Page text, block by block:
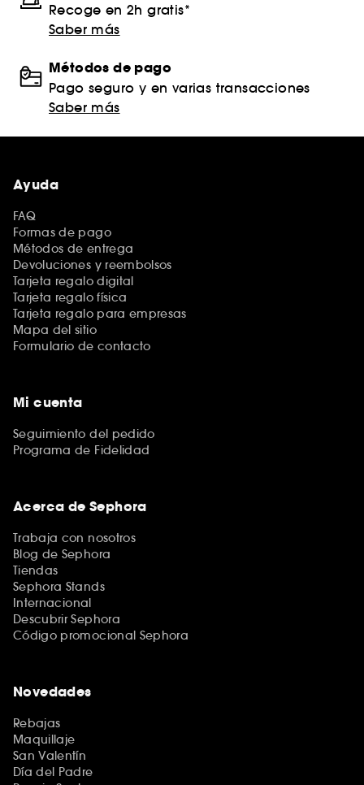
Recoge en 2h gratis*
Saber más
Métodos de pago
Pago seguro y en varias transacciones
Saber más
Ayuda
FAQ
Formas de pago
Métodos de entrega
Devoluciones y reembolsos
Tarjeta regalo digital
Tarjeta regalo física
Tarjeta regalo para empresas
Mapa del sitio
Formulario de contacto
Mi cuenta
Seguimiento del pedido
Programa de Fidelidad
Acerca de Sephora
Trabaja con nosotros
Blog de Sephora
Tiendas
Sephora Stands
Internacional
Descubrir Sephora
Código promocional Sephora
Novedades
Rebajas
Maquillaje
San Valentín
Día del Padre